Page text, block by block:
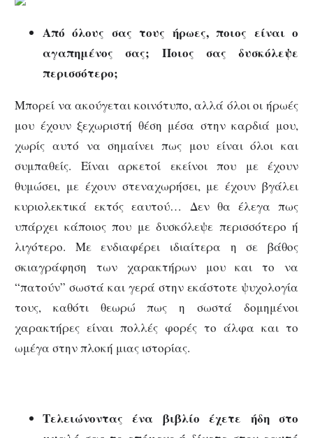
Από όλους σας τους ήρωες, ποιος είναι ο
αγαπημένος σας; Ποιος σας δυσκόλεψε
περισσότερο;
Μπορεί να ακούγεται κοινότυπο, αλλά όλοι οι ήρωές
μου έχουν ξεχωριστή θέση μέσα στην καρδιά μου,
χωρίς αυτό να σημαίνει πως μου είναι όλοι και
συμπαθείς. Είναι αρκετοί εκείνοι που με έχουν
θυμώσει, με έχουν στεναχωρήσει, με έχουν βγάλει
κυριολεκτικά εκτός εαυτού… Δεν θα έλεγα πως
υπάρχει κάποιος που με δυσκόλεψε περισσότερο ή
λιγότερο. Με ενδιαφέρει ιδιαίτερα η σε βάθος
σκιαγράφηση των χαρακτήρων μου και το να
“πατούν” σωστά και γερά στην εκάστοτε ψυχολογία
τους, καθότι θεωρώ πως η σωστά δομημένοι
χαρακτήρες είναι πολλές φορές το άλφα και το
ωμέγα στην πλοκή μιας ιστορίας.
Τελειώνοντας ένα βιβλίο έχετε ήδη στο